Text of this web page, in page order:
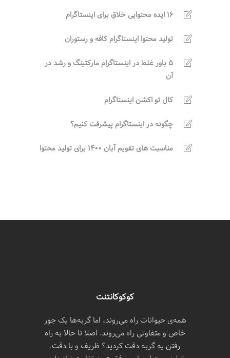
16 ایده محتوایی خلاق برای اینستاگرام
تولید محتوا اینستاگرام کافه و رستوران
5 باور غلط در اینستاگرام مارکتینگ و رشد در
آن
کال تو اکشن اینستاگرام
چگونه در اینستاگرام پیشرفت کنیم؟
مناسبت های تقویم آبان 1400 برای تولید محتوا
کوکوکانتنت
همه‌ی حیوانات راه می‌روند، اما گربه‌ها یک جور
خاص و متفاوتی راه می‌روند. اصلا تا حالا به راه
رفتن یه گربه دقت کردید؟ ظریف و با دقت.